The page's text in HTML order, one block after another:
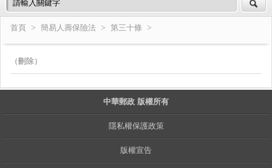
首頁 > 簡易人壽保險法 > 第三十條 >
（刪除）
中華郵政 版權所有
隱私權保護政策
版權宣告